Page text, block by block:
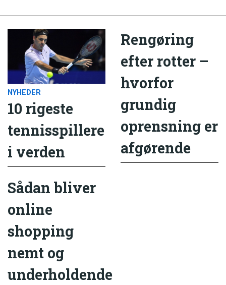
NYHEDER
10 rigeste
tennisspillere
i verden
Rengøring
efter rotter –
hvorfor
grundig
oprensning er
afgørende
Sådan bliver
online
shopping
nemt og
underholdende